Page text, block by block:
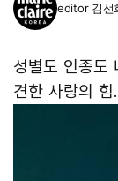
editor 김선
성별도 인종도
견한 사랑의 힘.